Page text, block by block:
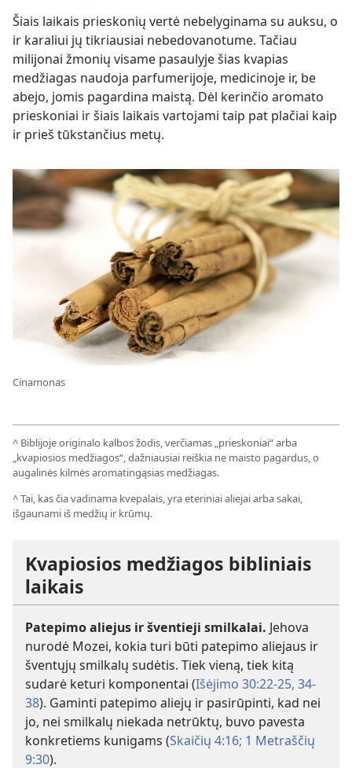
Šiais laikais prieskonių vertė nebelyginama su auksu, o
ir karaliui jų tikriausiai nebedovanotume. Tačiau
milijonai žmonių visame pasaulyje šias kvapias
medžiagas naudoja parfumerijoje, medicinoje ir, be
abejo, jomis pagardina maistą. Dėl kerinčio aromato
prieskoniai ir šiais laikais vartojami taip pat plačiai kaip
ir prieš tūkstančius metų.
Cinamonas
^ Biblijoje originalo kalbos žodis, verčiamas „prieskoniai“ arba
„kvapiosios medžiagos“, dažniausiai reiškia ne maisto pagardus, o
augalinės kilmės aromatingąsias medžiagas.
^Tai, kas čia vadinama kvepalais, yra eteriniai aliejai arba sakai,
išgaunami iš medžių ir krūmų.
Kvapiosios medžiagos bibliniais
laikais
Patepimo aliejus ir šventieji smilkalai. Jehova
nurodė Mozei, kokia turi būti patepimo aliejaus ir
šventųjų smilkalų sudėtis. Tiek vieną, tiek kitą
sudarė keturi komponentai (Išėjimo 30:22-25, 34-
38). Gaminti patepimo aliejų ir pasirūpinti, kad nei
jo, nei smilkalų niekada netrūktų, buvo pavesta
konkretiems kunigams (Skaičių 4:16; 1 Metraščių
9:30).